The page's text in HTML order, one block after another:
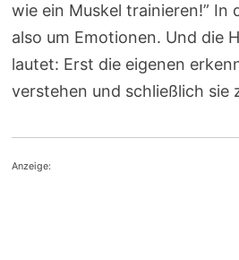
wie ein Muskel trainieren!” In
also um Emotionen. Und die
lautet: Erst die eigenen
verstehen und schließlich sie
Anzeige: